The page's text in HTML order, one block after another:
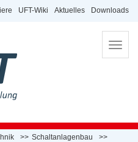
UFT-Wiki Aktuelles Downloads
Schaltanlagenbau